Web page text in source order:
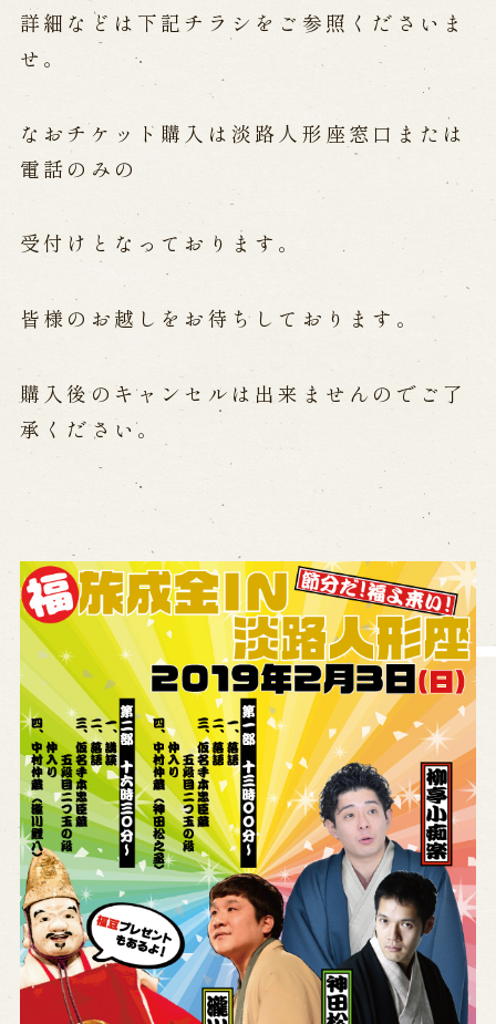
淡路島と国生み神話
淡路人形浄瑠璃の歴史
淡路人形独自の演目
ご利用案内
営業日時・料金 アクセス 館内のご案内
お問い合わせ
お電話でお問い合わせ
予約
WEB予約
メールフォームから予約
お電話で予約
求人情報
※株式会社うずのくに南あわじの求人情報ページへ移動します
関連施設
通販サイトうずのくに
道の駅うずしお
うずの丘大鳴門橋記念館
詳細などは下記チラシをご参照くださいま
せ。
なおチケット購入は淡路人形座窓口または
電話のみの
受付けとなっております。
皆様のお越しをお待ちしております。
購入後のキャンセルは出来ませんのでご了
承ください。